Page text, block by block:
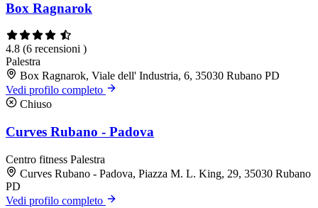
Box Ragnarok
4.8 (6 recensioni )
Palestra
Box Ragnarok, Viale dell' Industria, 6, 35030 Rubano PD
Vedi profilo completo
Chiuso
Curves Rubano - Padova
Centro fitness Palestra
Curves Rubano - Padova, Piazza M. L. King, 29, 35030 Rubano
PD
Vedi profilo completo